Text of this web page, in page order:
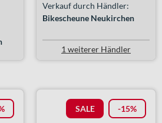
Verkauf durch Händler:
Bikescheune Neukirchen
1 weiterer Händler
SALE -15%